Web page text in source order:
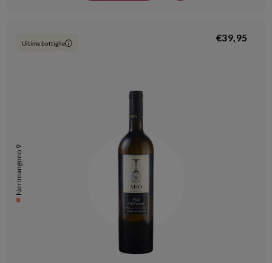
Ne rimangono 9
Ultime bottiglie i €39,95